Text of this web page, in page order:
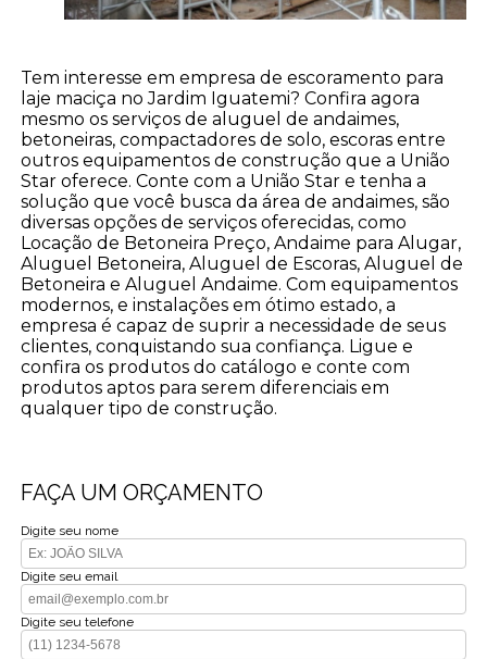
Tem interesse em empresa de escoramento para
laje maciça no Jardim Iguatemi? Confira agora
mesmo os serviços de aluguel de andaimes,
betoneiras, compactadores de solo, escoras entre
outros equipamentos de construção que a União
Star oferece. Conte com a União Star e tenha a
solução que você busca da área de andaimes, são
diversas opções de serviços oferecidas, como
Locação de Betoneira Preço, Andaime para Alugar,
Aluguel Betoneira, Aluguel de Escoras, Aluguel de
Betoneira e Aluguel Andaime. Com equipamentos
modernos, e instalações em ótimo estado, a
empresa é capaz de suprir a necessidade de seus
clientes, conquistando sua confiança. Ligue e
confira os produtos do catálogo e conte com
produtos aptos para serem diferenciais em
qualquer tipo de construção.
FAÇA UM ORÇAMENTO
Digite seu nome
Digite seu email
Digite seu telefone